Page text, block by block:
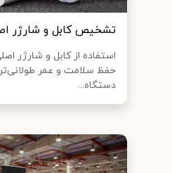
تشخیص کابل و شارژر
استفاده از کابل و شارژر
حفظ سلامت و عمر
دستگاه...